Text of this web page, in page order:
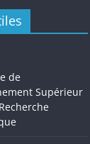
de
Supérieur